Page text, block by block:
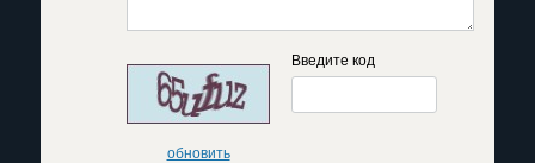
обновить
Введите код